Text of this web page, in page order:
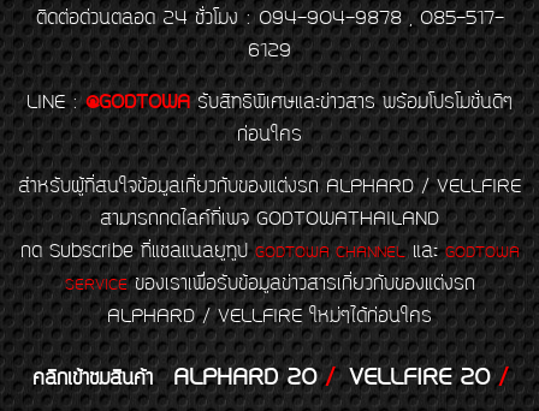
ติดต่อด่วนตลอด 24 ชั่วโมง : 094-904-9878 , 085-517-
6129
LINE : @GODTOWA รับสิทธิพิเศษและข่าวสาร พร้อมโปรโมชั่นดีๆ
ก่อนใคร
สำหรับผู้ที่สนใจข้อมูลเกี่ยวกับของแต่งรถ ALPHARD / VELLFIRE
สามารถกดไลค์ที่เพจ GODTOWATHAILAND
กด Subscribe ที่แชลแนลยูทูป GODTOWA CHANNELและGODTOWA
SERVICEของเราเพื่อรับข้อมูลข่าวสารเกี่ยวกับของแต่งรถ
ALPHARD / VELLFIRE ใหม่ๆได้ก่อนใคร
คลิกเข้าชมสินค้า ALPHARD 20/VELLFIRE 20/